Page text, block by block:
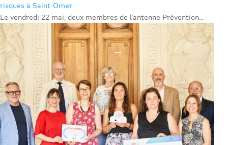
risques à Saint-Omer
Le vendredi 22 mai, deux membres de l’antenne Prévention...